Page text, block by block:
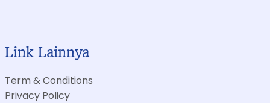
Link Lainnya
Term & Conditions
Privacy Policy